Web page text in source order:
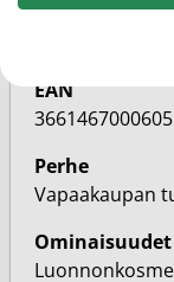
SKU
EAN
3661467000605
Perhe
Vapaakaupan
Ominaisuudet